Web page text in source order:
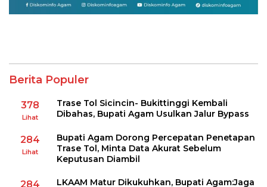
Berita Populer
378
Lihat
Trase Tol Sicincin- Bukittinggi Kembali
Dibahas, Bupati Agam Usulkan Jalur Bypass
284
Lihat
Bupati Agam Dorong Percepatan Penetapan
Trase Tol, Minta Data Akurat Sebelum
Keputusan Diambil
284
LKAAM Matur Dikukuhkan, Bupati Agam:Jaga